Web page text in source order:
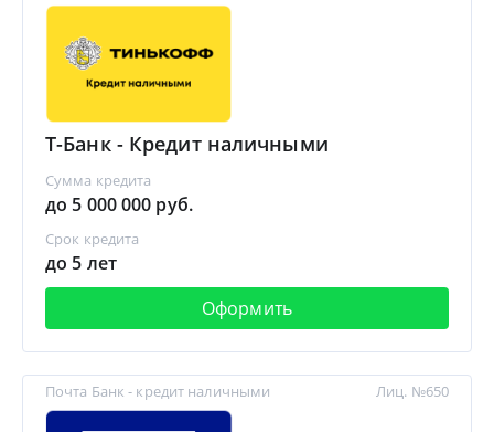
Т-Банк - Кредит наличными
Сумма кредита
до 5 000 000 руб.
Срок кредита
до 5 лет
Оформить
Почта Банк - кредит наличными Лиц. №650